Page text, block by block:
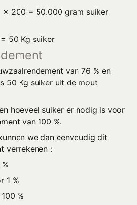
x 200 = 50.000 gram suiker
50 Kg suiker
van 76 % en
50 Kg suiker uit de mout
hoeveel suiker er nodig is voor
van 100 %.
we dan eenvoudig dit
verrekenen :
1 %
%